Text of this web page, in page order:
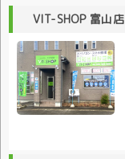
VIT-SHOP 富山店